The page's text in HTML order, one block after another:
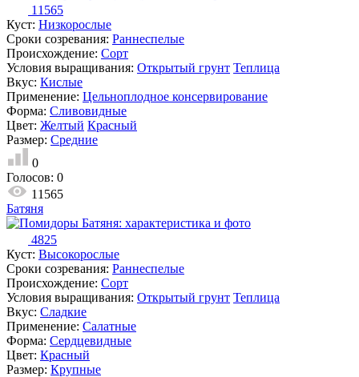
11565
Куст: Низкорослые
Сроки созревания: Раннеспелые
Происхождение: Сорт
Условия выращивания: Открытый грунт Теплица
Вкус: Кислые
Применение: Цельноплодное консервирование
Форма: Сливовидные
Цвет: Желтый Красный
Размер: Средние
0
Голосов: 0
11565
Батяня
4825
Куст: Высокорослые
Сроки созревания: Раннеспелые
Происхождение: Сорт
Условия выращивания: Открытый грунт Теплица
Вкус: Сладкие
Применение: Салатные
Форма: Сердцевидные
Цвет: Красный
Размер: Крупные